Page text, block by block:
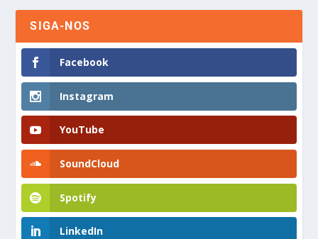
SIGA-NOS
Facebook
Instagram
YouTube
SoundCloud
Spotify
LinkedIn